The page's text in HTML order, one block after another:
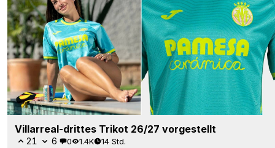
Villarreal-drittes Trikot 26/27 vorgestellt
21 6 0 1.4K 14 Std.